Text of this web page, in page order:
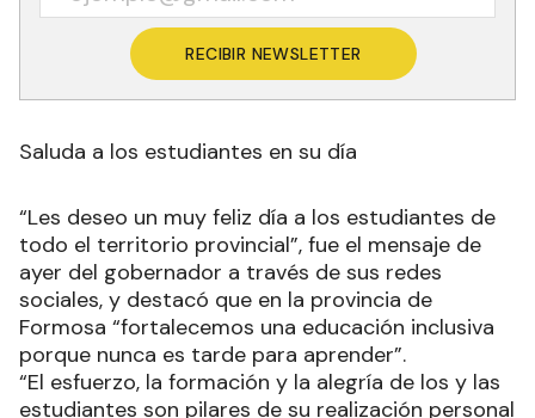
RECIBIR NEWSLETTER
Saluda a los estudiantes en su día
“Les deseo un muy feliz día a los estudiantes de
todo el territorio provincial”, fue el mensaje de
ayer del gobernador a través de sus redes
sociales, y destacó que en la provincia de
Formosa “fortalecemos una educación inclusiva
porque nunca es tarde para aprender”.
“El esfuerzo, la formación y la alegría de los y las
estudiantes son pilares de su realización personal